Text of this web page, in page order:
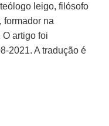
leigo, filósofo
formador na
O artigo foi
2021. A tradução é